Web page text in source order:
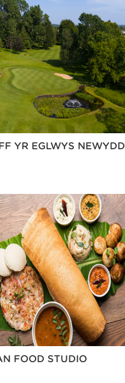
YR EGLWYS NEWYDD
FOOD STUDIO